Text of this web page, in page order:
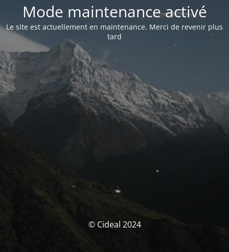
Mode maintenance activé
Le site est actuellement en maintenance. Merci de revenir plus
tard
© Cideal 2024